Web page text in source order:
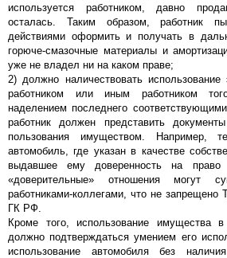
используется работником, давно
осталась. Таким образом, работник
действиями оформить и получать в
горюче-смазочные материалы и
уже не владел ни на каком праве;
2) должно наличествовать
работником или иным работником
наделением последнего
работник должен представить
пользования имуществом. Например,
автомобиль, где указан в качестве
выдавшее ему доверенность на право
«доверительные» отношения могут
работниками-коллегами, что не
ГК РФ.
Кроме того, использование имущества
должно подтверждаться умением его
использование автомобиля без